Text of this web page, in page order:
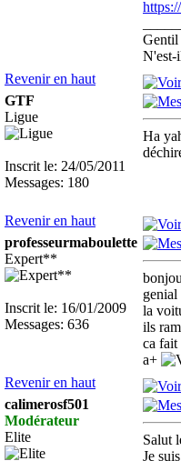
Gentil
N'est-
Revenir en haut
GTF
Ligue
Inscrit le: 24/05/2011
Messages: 180
Ha
Revenir en haut
professeurmaboulette
Expert**
Inscrit le: 16/01/2009
Messages: 636
la
ils
ca fait
a+
Revenir en haut
calimerosf501
Modérateur
Elite
Salut
Je